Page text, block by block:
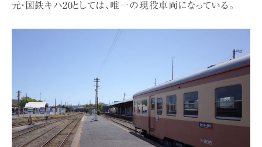
元・国鉄キハ20としては、唯一の現役車両になっている。